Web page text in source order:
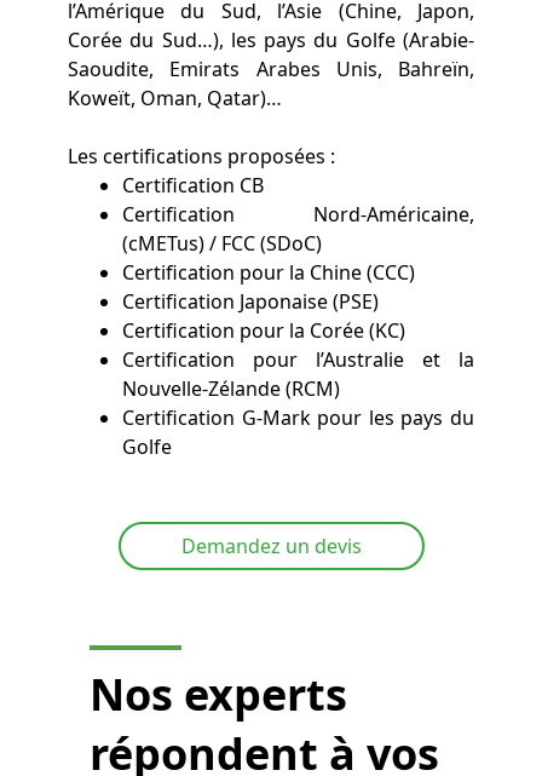
l’Amérique du Sud, l’Asie (Chine, Japon,
Corée du Sud…), les pays du Golfe (Arabie-
Saoudite, Emirats Arabes Unis, Bahreïn,
Koweït, Oman, Qatar)…
Les certifications proposées :
Certification CB
Certification Nord-Américaine,
(cMETus) / FCC (SDoC)
Certification pour la Chine (CCC)
Certification Japonaise (PSE)
Certification pour la Corée (KC)
Certification pour l’Australie et la
Nouvelle-Zélande (RCM)
Certification G-Mark pour les pays du
Golfe
Demandez un devis
Nos experts
répondent à vos